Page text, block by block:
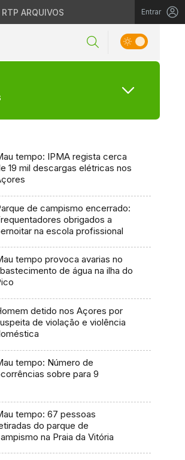
RTP ARQUIVOS Entrar
tempo: IPMA regista cerca
19 mil descargas elétricas nos
de campismo encerrado:
obrigados a
na escola profissional
tempo provoca avarias no
de água na ilha do
detido nos Açores por
de violação e violência
tempo: Número de
sobre para 9
tempo: 67 pessoas
do parque de
na Praia da Vitória